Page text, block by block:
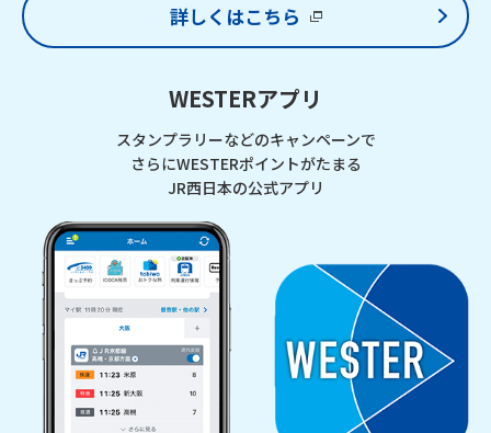
詳しくはこちら
WESTERアプリ
スタンプラリーなどのキャンペーンで
さらにWESTERポイントがたまる
JR西日本の公式アプリ